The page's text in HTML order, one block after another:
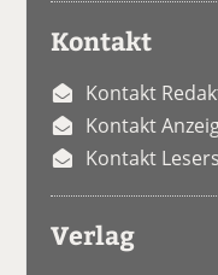
Kontakt
Kontakt
Kontakt
Kontakt
Verlag